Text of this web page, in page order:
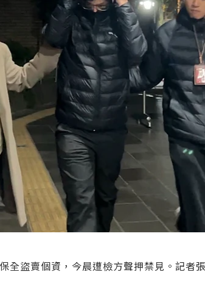
全盜賣個資，今晨遭檢方聲押禁見。記者